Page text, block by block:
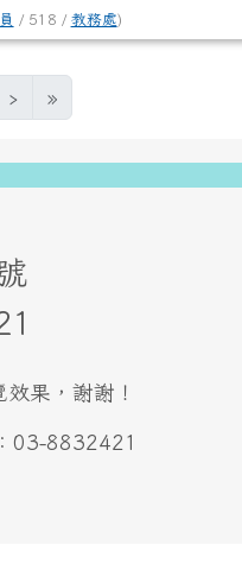
/ 518 / 教務處)
前頁次)
› »
果，謝謝！
03-8832421